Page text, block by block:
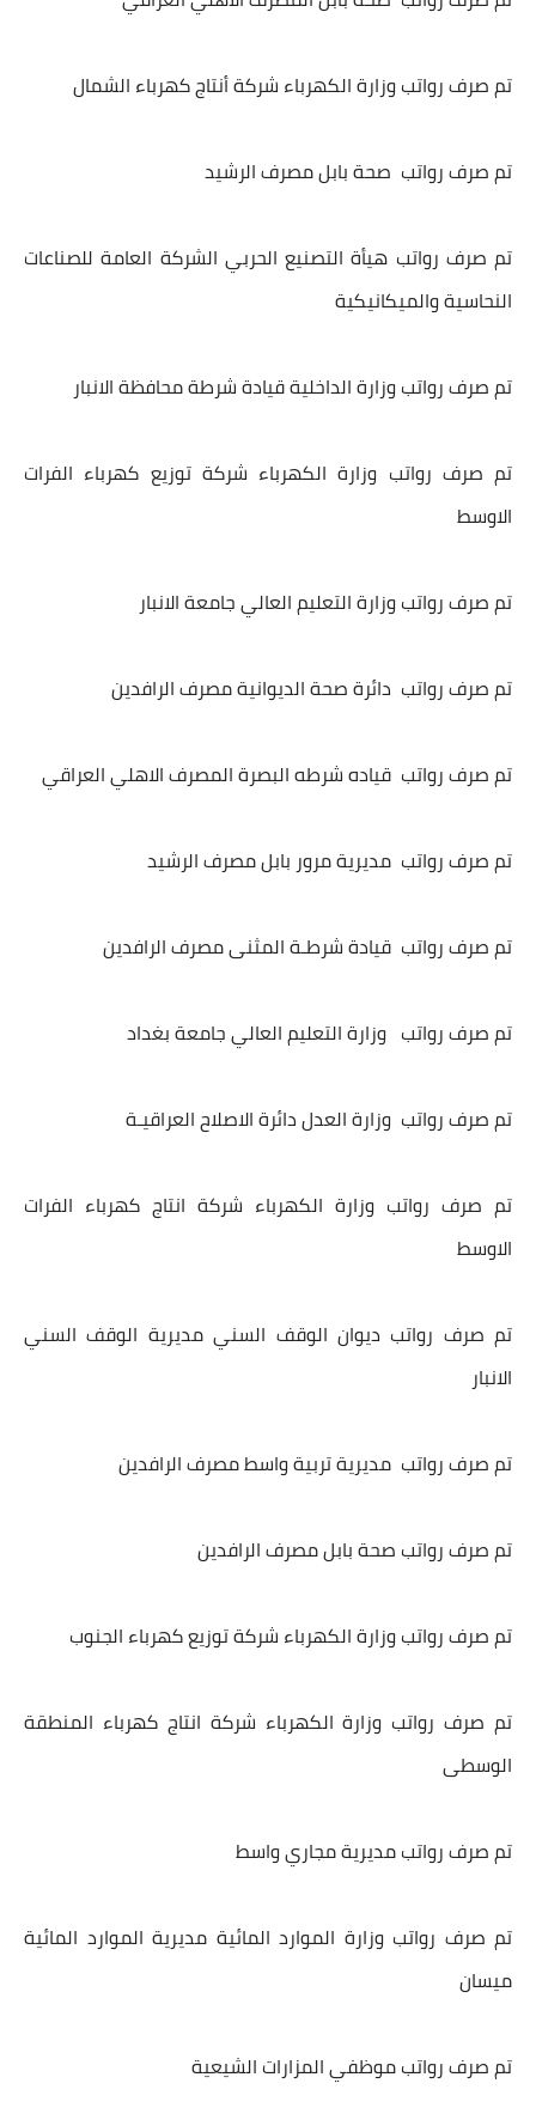
تم صرف رواتب وزارة الكهرباء شركة أنتاج كهرباء الشمال
تم صرف رواتب صحة بابل مصرف الرشيد
تم صرف رواتب هيأة التصنيع الحربي الشركة العامة للصناعات
النحاسية والميكانيكية
تم صرف رواتب وزارة الداخلية قيادة شرطة محافظة الانبار
تم صرف رواتب وزارة الكهرباء شركة توزيع كهرباء الفرات
الاوسط
تم صرف رواتب وزارة التعليم العالي جامعة الانبار
تم صرف رواتب دائرة صحة الديوانية مصرف الرافدين
تم صرف رواتب قياده شرطه البصرة المصرف الاهلي العراقي
تم صرف رواتب مديرية مرور بابل مصرف الرشيد
تم صرف رواتب قيادة شرطـة المثنى مصرف الرافدين
تم صرف رواتب وزارة التعليم العالي جامعة بغداد
تم صرف رواتب وزارة العدل دائرة الاصلاح العراقيـة
تم صرف رواتب وزارة الكهرباء شركة انتاج كهرباء الفرات
الاوسط
تم صرف رواتب ديوان الوقف السني مديرية الوقف السني
الانبار
تم صرف رواتب مديرية تربية واسط مصرف الرافدين
تم صرف رواتب صحة بابل مصرف الرافدين
تم صرف رواتب وزارة الكهرباء شركة توزيع كهرباء الجنوب
تم صرف رواتب وزارة الكهرباء شركة انتاج كهرباء المنطقة
الوسطى
تم صرف رواتب مديرية مجاري واسط
تم صرف رواتب وزارة الموارد المائية مديرية الموارد المائية
ميسان
تم صرف رواتب موظفي المزارات الشيعية